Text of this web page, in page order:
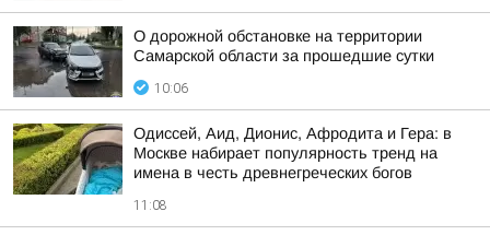
О дорожной обстановке на территории
Самарской области за прошедшие сутки
10:06
Одиссей, Аид, Дионис, Афродита и Гера: в
Москве набирает популярность тренд на
имена в честь древнегреческих богов
11:08